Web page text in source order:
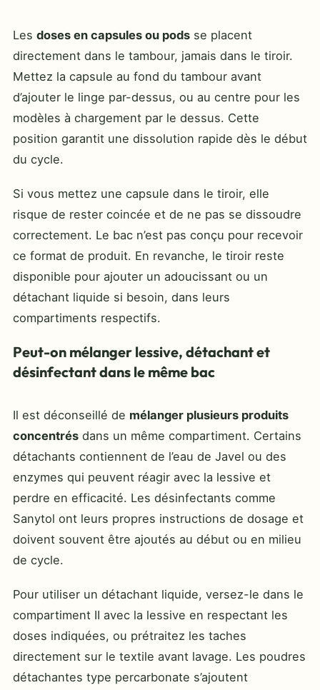
Les doses en capsules ou pods se placent
directement dans le tambour, jamais dans le tiroir.
Mettez la capsule au fond du tambour avant
d’ajouter le linge par-dessus, ou au centre pour les
modèles à chargement par le dessus. Cette
position garantit une dissolution rapide dès le début
du cycle.
Si vous mettez une capsule dans le tiroir, elle
risque de rester coincée et de ne pas se dissoudre
correctement. Le bac n’est pas conçu pour recevoir
ce format de produit. En revanche, le tiroir reste
disponible pour ajouter un adoucissant ou un
détachant liquide si besoin, dans leurs
compartiments respectifs.
Peut-on mélanger lessive, détachant et
désinfectant dans le même bac
Il est déconseillé de mélanger plusieurs produits
concentrés dans un même compartiment. Certains
détachants contiennent de l’eau de Javel ou des
enzymes qui peuvent réagir avec la lessive et
perdre en efficacité. Les désinfectants comme
Sanytol ont leurs propres instructions de dosage et
doivent souvent être ajoutés au début ou en milieu
de cycle.
Pour utiliser un détachant liquide, versez-le dans le
compartiment II avec la lessive en respectant les
doses indiquées, ou prétraitez les taches
directement sur le textile avant lavage. Les poudres
détachantes type percarbonate s’ajoutent